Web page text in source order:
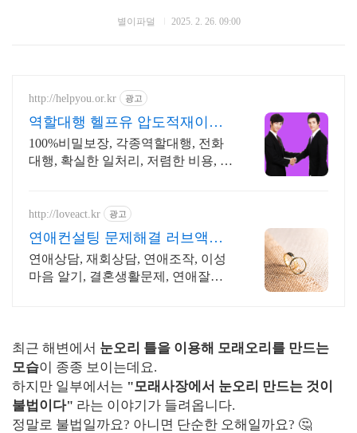
별이파덜 2025. 2. 26. 09:00
http://helpyou.or.kr 광고
역할대행 헬프유 압도적재이용
역할대행, 상황연출 전문업체
100%비밀보장, 각종역할대행, 전화
대행, 확실한 일처리, 저렴한 비용, 전
http://loveact.kr 광고
연애컨설팅 문제해결 러브액트
실전경험이 가장 많은 업체
연애상담, 재회상담, 연애조작, 이성
마음 알기, 결혼생활문제, 연애잘하
최근 해변에서 눈오리 틀을 이용해 모래오리를 만드는
모습이 종종 보이는데요.
하지만 일부에서는 "모래사장에서 눈오리 만드는 것이
불법이다" 라는 이야기가 들려옵니다.
정말로 불법일까요? 아니면 단순한 오해일까요? 🤔